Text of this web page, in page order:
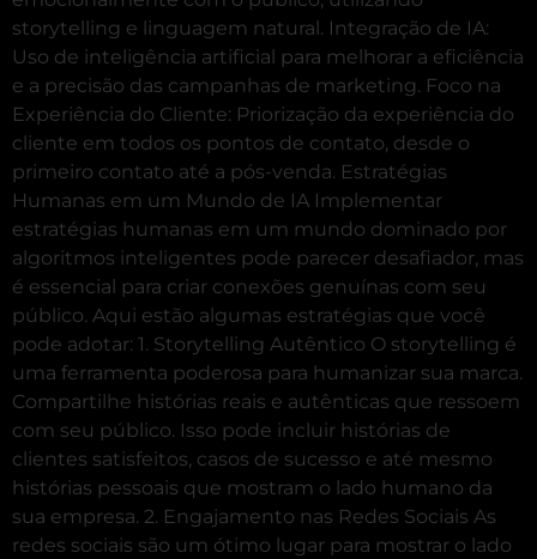
storytelling e linguagem natural. Integração de IA:
Uso de inteligência artificial para melhorar a eficiência
e a precisão das campanhas de marketing. Foco na
Experiência do Cliente: Priorização da experiência do
cliente em todos os pontos de contato, desde o
primeiro contato até a pós-venda. Estratégias
Humanas em um Mundo de IA Implementar
estratégias humanas em um mundo dominado por
algoritmos inteligentes pode parecer desafiador, mas
é essencial para criar conexões genuínas com seu
público. Aqui estão algumas estratégias que você
pode adotar: 1. Storytelling Autêntico O storytelling é
uma ferramenta poderosa para humanizar sua marca.
Compartilhe histórias reais e autênticas que ressoem
com seu público. Isso pode incluir histórias de
clientes satisfeitos, casos de sucesso e até mesmo
histórias pessoais que mostram o lado humano da
sua empresa. 2. Engajamento nas Redes Sociais As
redes sociais são um ótimo lugar para mostrar o lado